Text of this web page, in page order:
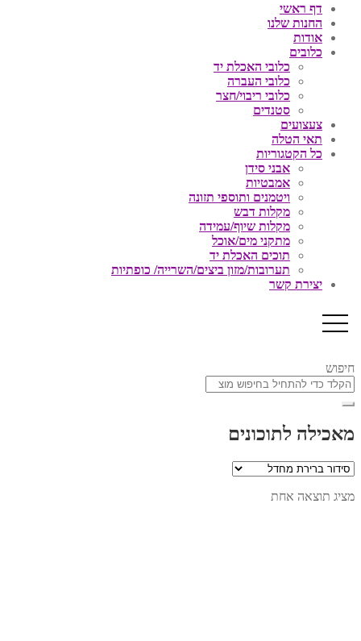
דף ראשי
החנות שלנו
אודות
כלובים
כלובי האכלת יד
כלובי העברה
כלובי ריבוי/חצר
סטנדים
צעצועים
תאי הטלה
כל הקטגוריות
אבני סידן
אמבטיות
ויטמנים ותוספי תזונה
מקלות דבש
מקלות שיוף/עמידה
מתקני מים/אוכל
תוכים האכלת יד
תערובות/מזון ביצים/השרייה/ כופתיות
יצירת קשר
חיפוש
מאכילה לתוכונים
מציג תוצאה אחת